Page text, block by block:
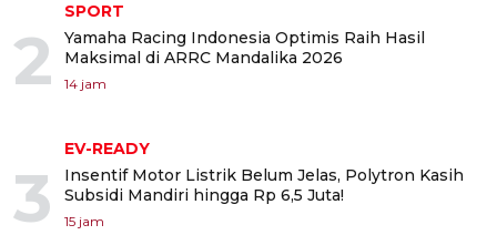
2
SPORT
Yamaha Racing Indonesia Optimis Raih Hasil
Maksimal di ARRC Mandalika 2026
14 jam
3
EV-READY
Insentif Motor Listrik Belum Jelas, Polytron Kasih
Subsidi Mandiri hingga Rp 6,5 Juta!
15 jam